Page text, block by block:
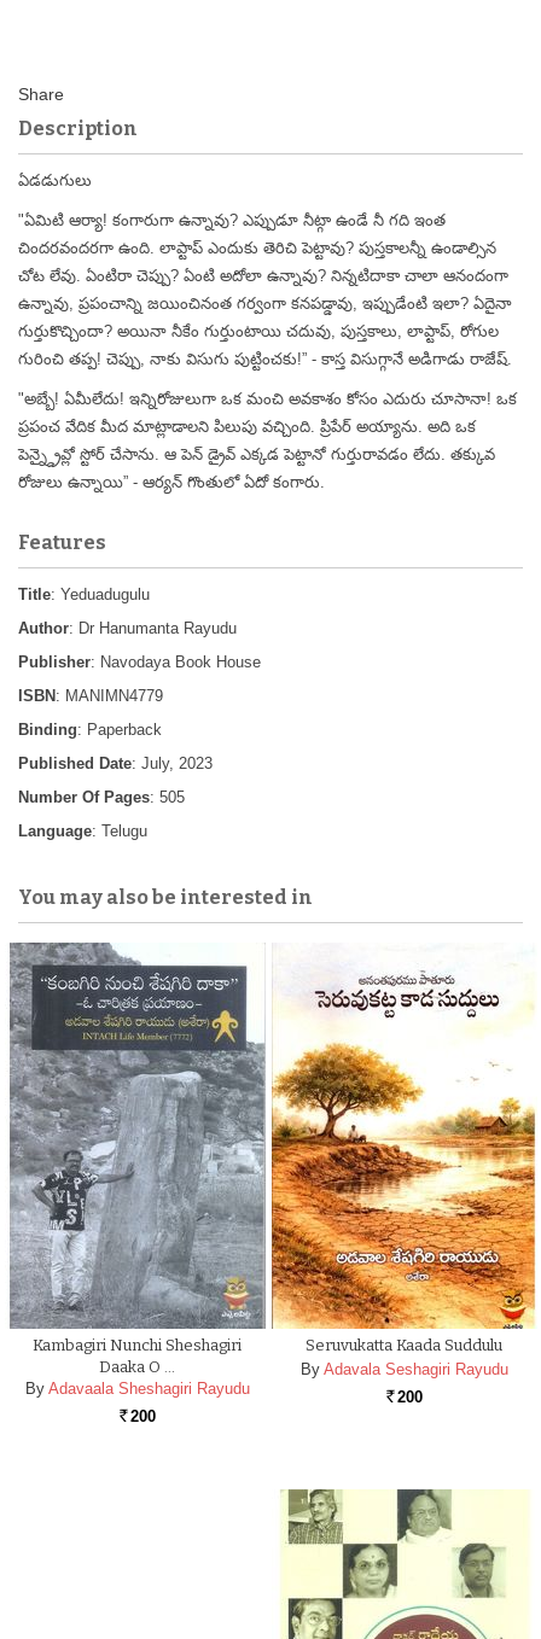
Description
ఏడడుగులు
"ఏమిటి ఆర్యా! కంగారుగా ఉన్నావు? ఎప్పుడూ నీట్గా ఉండే నీ గది ఇంత
చిందరవందరగా ఉంది. లాప్టాప్ ఎందుకు తెరిచి పెట్టావు? పుస్తకాలన్నీ ఉండాల్సిన
చోట లేవు. ఏంటిరా చెప్పు? ఏంటి అదోలా ఉన్నావు? నిన్నటిదాకా చాలా ఆనందంగా
ఉన్నావు, ప్రపంచాన్ని జయించినంత గర్వంగా కనపడ్డావు, ఇప్పుడేంటి ఇలా? ఏదైనా
గుర్తుకొచ్చిందా? అయినా నీకేం గుర్తుంటాయి చదువు, పుస్తకాలు, లాప్టాప్, రోగుల
గురించి తప్ప! చెప్పు, నాకు విసుగు పుట్టించకు!” - కాస్త విసుగ్గానే అడిగాడు రాజేష్.
"అబ్బే! ఏమీలేదు! ఇన్నిరోజులుగా ఒక మంచి అవకాశం కోసం ఎదురు చూసానా! ఒక
ప్రపంచ వేదిక మీద మాట్లాడాలని పిలుపు వచ్చింది. ప్రిపేర్ అయ్యాను. అది ఒక
పెన్న్డ్రైవ్లో స్టోర్ చేసాను. ఆ పెన్ డ్రైవ్ ఎక్కడ పెట్టానో గుర్తురావడం లేదు. తక్కువ
రోజులు ఉన్నాయి” - ఆర్యన్ గొంతులో ఏదో కంగారు.
Features
Title: Yeduadugulu
Author: Dr Hanumanta Rayudu
Publisher: Navodaya Book House
ISBN : MANIMN4779
Binding: Paperback
Published Date: July, 2023
Number Of Pages: 505
Language: Telugu
You may also be interested in
Kambagiri Nunchi Sheshagiri
Daaka O …
By Adavaala Sheshagiri Rayudu
Rs. 200
Seruvukatta Kaada Suddulu
By Adavala Seshagiri Rayudu
Rs. 200